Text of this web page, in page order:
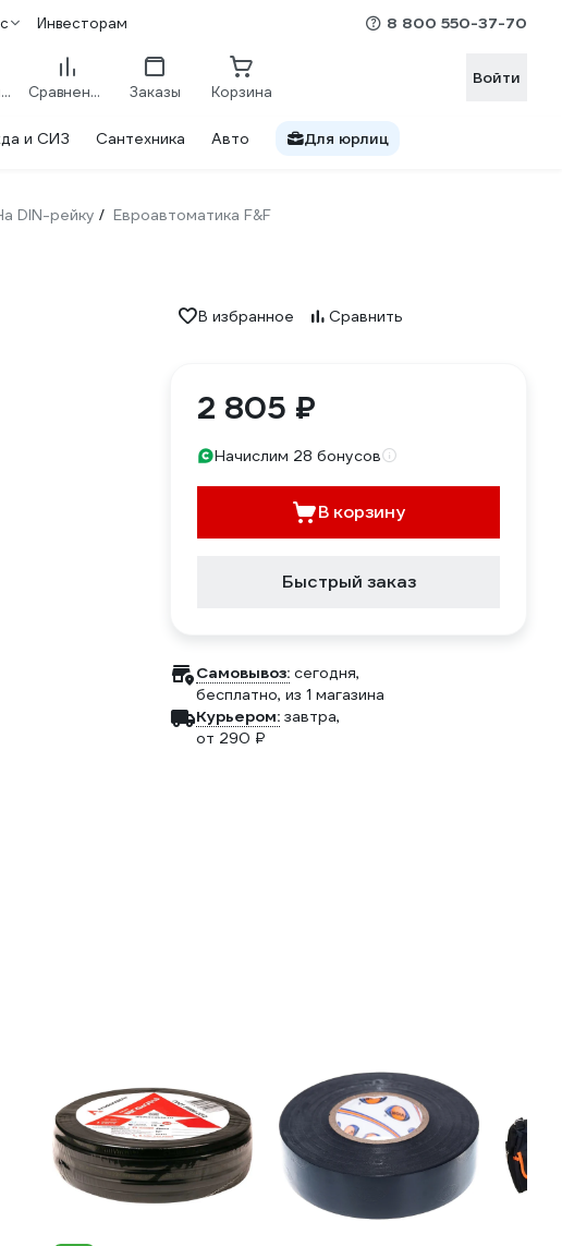
Инвесторам 8 800 550-37-70
Избранное Сравнение Заказы Корзина
Войти
и СИЗ Сантехника Авто Для юрлиц
DIN-рейку / Евроавтоматика F&F
В избранное Сравнить
2 805 ₽
Начислим 28 бонусов
В корзину
Быстрый заказ
Самовывоз: сегодня,
бесплатно, из 1 магазина
Курьером: завтра,
от 290 ₽